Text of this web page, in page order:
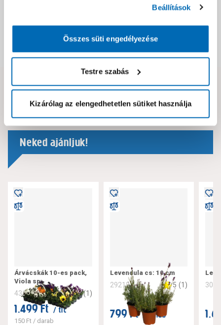
Beállítások
Összes süti engedélyezése
Testre szabás
Kizárólag az elengedhetetlen sütiket használja
Dokumentumok, felelős személy
Hibát találtál az oldalon vagy a termék leírásában?
Kérjük jelezd nekünk!
Neked ajánljuk!
Árvácskák 10-es pack,
Viola sp.
431108 5 (1)
1.499 Ft / tlc
150 Ft / darab
Levendula cs: 10 cm
292127 5 (1)
799 Ft / darab